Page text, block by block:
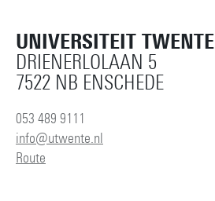
UNIVERSITEIT TWENTE
DRIENERLOLAAN 5
7522 NB ENSCHEDE
053 489 9111
info@utwente.nl
Route